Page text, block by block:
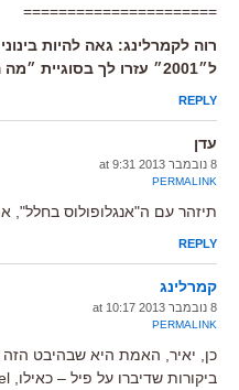
======================
רוה לקמרלינג: גאה להיות
ל״2001״ עזרו לך בסוגיית ״מה הקשר״. זה החלל כמטאפורה.
REPLY
עדן
8 נובמבר 2013 at 9:31
PERMALINK
תיזהר עם ה"אנגלופולוס בחלל",
REPLY
קמרלינג
8 נובמבר 2013 at 10:17
PERMALINK
כן, יאיר, האמת היא שבהיבט